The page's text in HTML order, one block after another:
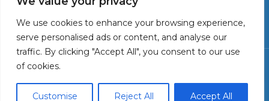
We use cookies to enhance your browsing experience,
serve personalised ads or content, and analyse our
traffic. By clicking "Accept All", you consent to our use
of cookies.
Customise Reject All Accept All
© 2010 SBMachines. Todos os direitos reservados |